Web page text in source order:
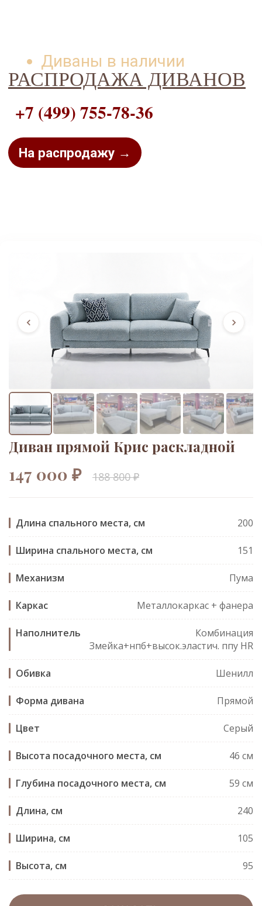
РАСПРОДАЖА ДИВАНОВ
На распродажу →
+7 (499) 755-78-36
Диван прямой Крис раскладной
147 000 ₽ 188 800 ₽
Длина спального места, см 200
Ширина спального места, см 151
Механизм Пума
Каркас Металлокаркас + фанера
Наполнитель
Комбинация
Змейка+нпб+высок.эластич. ппу HR
Обивка Шенилл
Форма дивана Прямой
Цвет Серый
Высота посадочного места, см 46 см
Глубина посадочного места, см 59 см
Длина, см 240
Ширина, см 105
Высота, см 95